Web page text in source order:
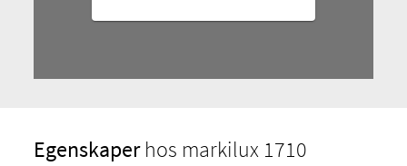
Egenskaperhos markilux 1710